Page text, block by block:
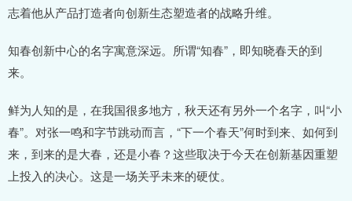
志着他从产品打造者向创新生态塑造者的战略升维。
知春创新中心的名字寓意深远。所谓“知春”，即知晓春天的到
来。
鲜为人知的是，在我国很多地方，秋天还有另外一个名字，叫“小
春”。对张一鸣和字节跳动而言，“下一个春天”何时到来、如何到
来，到来的是大春，还是小春？这些取决于今天在创新基因重塑
上投入的决心。这是一场关乎未来的硬仗。